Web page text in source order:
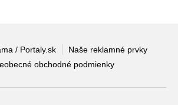
/ Portaly.sk
Naše reklamné prvky
obchodné podmienky